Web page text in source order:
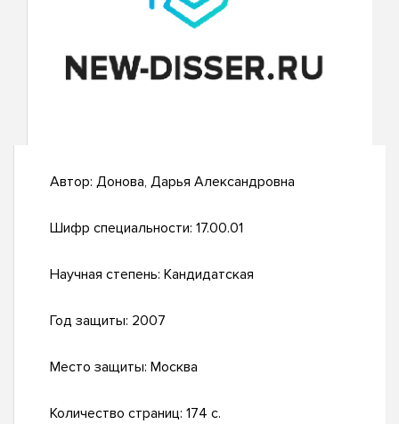
Автор: Донова, Дарья Александровна
Шифр специальности: 17.00.01
Научная степень: Кандидатская
Год защиты: 2007
Место защиты: Москва
Количество страниц: 174 с.